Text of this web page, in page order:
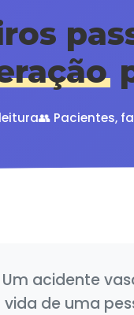
👥 Pacientes,
Um acidente
vida de uma